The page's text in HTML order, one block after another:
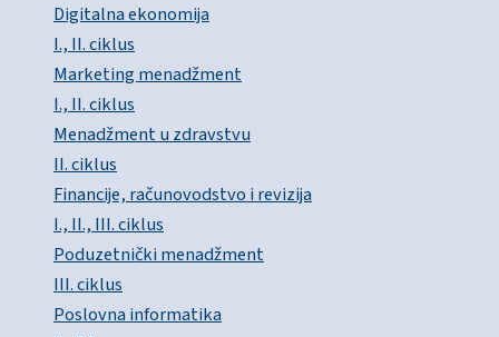
Digitalna ekonomija
I., II. ciklus
Marketing menadžment
I., II. ciklus
Menadžment u zdravstvu
II. ciklus
Financije, računovodstvo i revizija
I., II., III. ciklus
Poduzetnički menadžment
III. ciklus
Poslovna informatika